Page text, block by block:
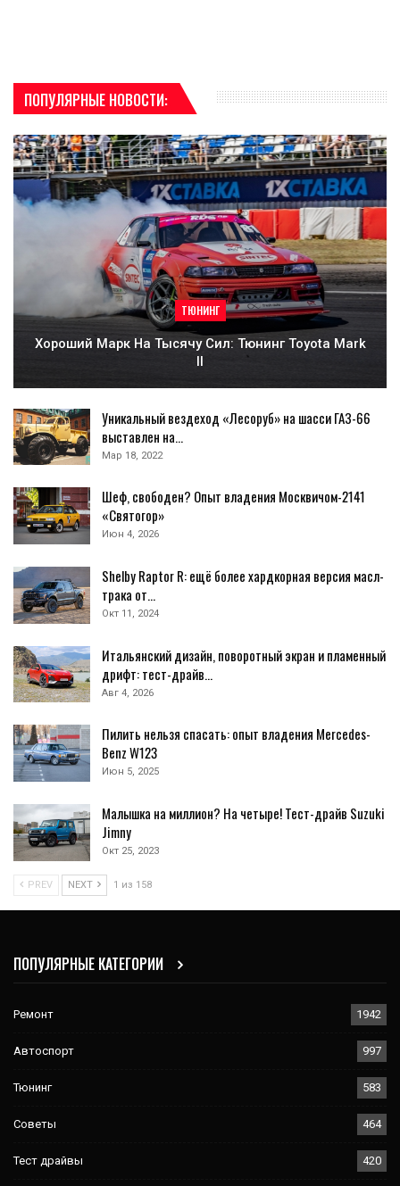
ПОПУЛЯРНЫЕ НОВОСТИ:
ТЮНИНГ
Хороший Марк На Тысячу Сил: Тюнинг Toyota Mark
II
Уникальный вездеход «Лесоруб» на шасси ГАЗ-66
выставлен на…
Мар 18, 2022
Шеф, свободен? Опыт владения Москвичом-2141
«Святогор»
Июн 4, 2026
Shelby Raptor R: ещё более хардкорная версия масл-
трака от…
Окт 11, 2024
Итальянский дизайн, поворотный экран и пламенный
дрифт: тест-драйв…
Авг 4, 2026
Пилить нельзя спасать: опыт владения Mercedes-
Benz W123
Июн 5, 2025
Малышка на миллион? На четыре! Тест-драйв Suzuki
Jimny
Окт 25, 2023
PREV NEXT 1 из 158
ПОПУЛЯРНЫЕ КАТЕГОРИИ
Ремонт 1942
Автоспорт 997
Тюнинг 583
Советы 464
Тест драйвы 420